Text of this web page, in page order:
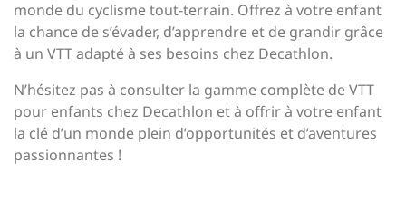
monde du cyclisme tout-terrain. Offrez à votre enfant
la chance de s’évader, d’apprendre et de grandir grâce
à un VTT adapté à ses besoins chez Decathlon.
N’hésitez pas à consulter la gamme complète de VTT
pour enfants chez Decathlon et à offrir à votre enfant
la clé d’un monde plein d’opportunités et d’aventures
passionnantes !